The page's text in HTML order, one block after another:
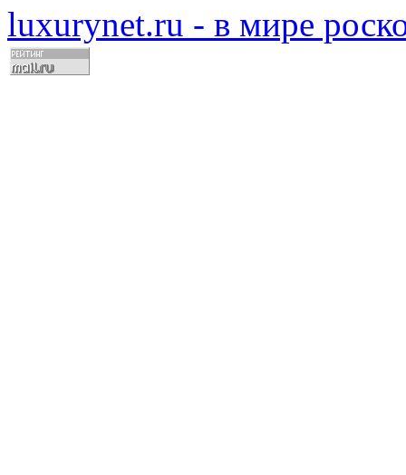
luxurynet.ru - в мире